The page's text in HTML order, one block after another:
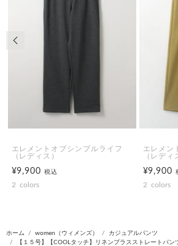
エレメントオブシンプルライフ
（レディス）
¥9,900税込
2 colors
エレメン
（レディ
¥9,900
2 colors
前の画像
ホーム women（ウィメンズ）
カジュアルパンツ
【１５号】【COOLタッチ】リネンプラスストレートパン